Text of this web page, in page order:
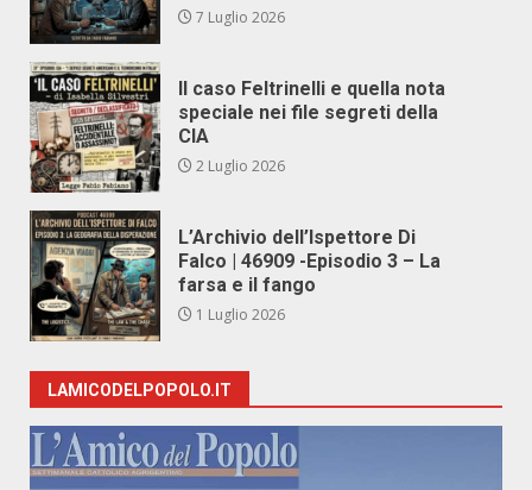
7 Luglio 2026
Il caso Feltrinelli e quella nota
speciale nei file segreti della
CIA
2 Luglio 2026
L’Archivio dell’Ispettore Di
Falco | 46909 -Episodio 3 – La
farsa e il fango
1 Luglio 2026
LAMICODELPOPOLO.IT